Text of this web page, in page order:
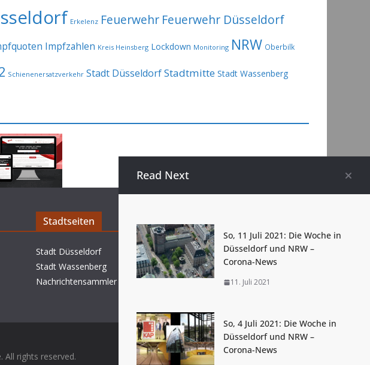
Erkelenz Feuerwehr Feuerwehr Düsseldorf
Impfzahlen Kreis Heinsberg Lockdown Monitoring NRW Oberbilk
Schienenersatzverkehr Stadt DüsseldorfStadtmitte Stadt Wassenberg
Stadtseiten
Stadt Düsseldorf
Stadt Wassenberg
Nachrichtensammler
Archive
Stadtarchiv Düsseldorf –
Personenstandsarchiv
All rights reserved.
Read Next
So, 11 Juli 2021: Die Woche in
Düsseldorf und NRW –
Corona-News
11. Juli 2021
So, 4 Juli 2021: Die Woche in
Düsseldorf und NRW –
Corona-News